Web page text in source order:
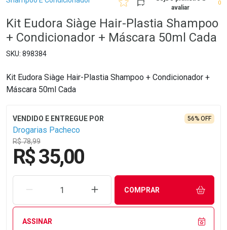
avaliar
0
Kit Eudora Siàge Hair-Plastia Shampoo
+ Condicionador + Máscara 50ml Cada
898384
Kit Eudora Siàge Hair-Plastia Shampoo + Condicionador +
Máscara 50ml Cada
Drogarias Pacheco
R$ 78,99
56% OFF
R$ 35,00
REMOVER UMA UNIDADEAUMENTAR UMA UNIDADE
COMPRAR
ASSINAR